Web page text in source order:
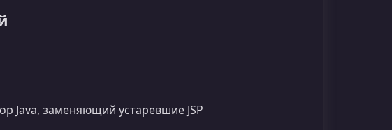
Java, заменяющий устаревшие JSP